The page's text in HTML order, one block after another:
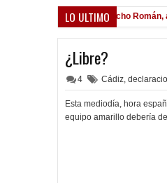
LO ULTIMO
1:14 PM Pocho Román, al
¿Libre?
4 Cádiz,
Esta mediodía, hora
equipo amarillo debería